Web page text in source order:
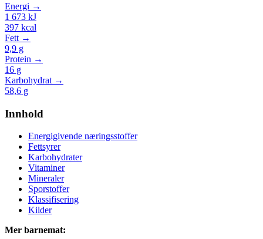
Energi →
1 673 kJ
397 kcal
Fett →
9,9 g
Protein →
16 g
Karbohydrat →
58,6 g
Innhold
Energigivende næringsstoffer
Fettsyrer
Karbohydrater
Vitaminer
Mineraler
Sporstoffer
Klassifisering
Kilder
Mer barnemat: